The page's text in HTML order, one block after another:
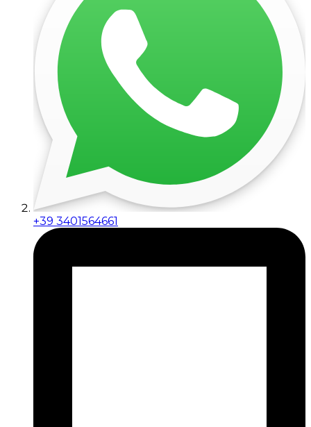
+39 3401564661